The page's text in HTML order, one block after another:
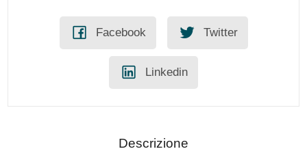
Facebook Twitter
Linkedin
Descrizione